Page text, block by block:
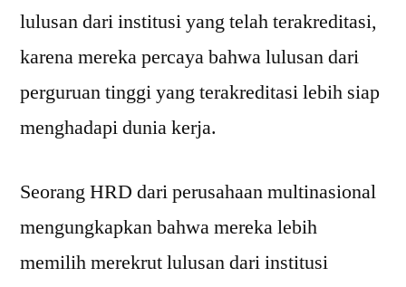
lulusan dari institusi yang telah terakreditasi,
karena mereka percaya bahwa lulusan dari
perguruan tinggi yang terakreditasi lebih siap
menghadapi dunia kerja.
Seorang HRD dari perusahaan multinasional
mengungkapkan bahwa mereka lebih
memilih merekrut lulusan dari institusi